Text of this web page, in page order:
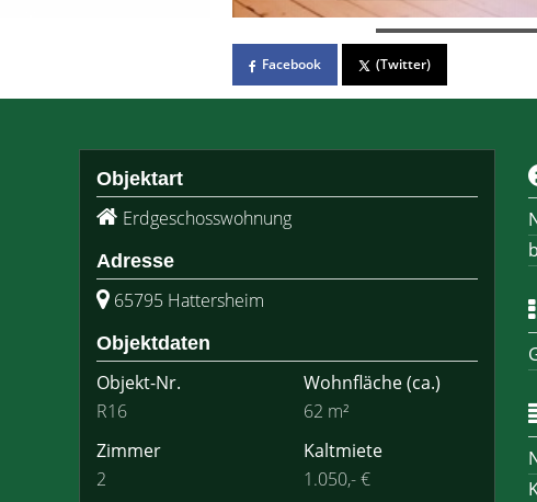
Facebook (Twitter)
Objektart
Erdgeschosswohnung
Adresse
65795 Hattersheim
Objektdaten
Objekt-Nr.
R16
Wohnfläche(ca.)
62 m²
Zimmer
2
Kaltmiete
1.050,- €